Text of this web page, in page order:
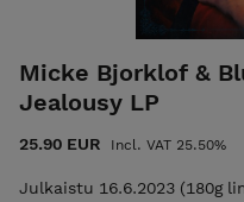
Micke Bjorklof &
Jealousy LP
25.90 EUR Incl. VAT 25.50%
Julkaistu 16.6.2023 (180g